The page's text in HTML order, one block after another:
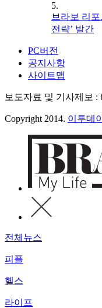
5.
브라보 리포
전략’ 발간
PC버전
공지사항
사이트맵
보도자료 및 기사제보 :
Copyright 2014. 이투데
전체뉴스
피플
헬스
라이프